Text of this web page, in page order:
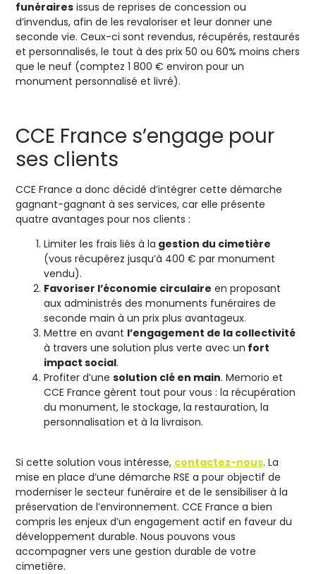
funéraires issus de reprises de concession ou
d’invendus, afin de les revaloriser et leur donner une
seconde vie. Ceux-ci sont revendus, récupérés, restaurés
et personnalisés, le tout à des prix 50 ou 60% moins chers
que le neuf (comptez 1 800 € environ pour un
monument personnalisé et livré).
CCE France s’engage pour
ses clients
CCE France a donc décidé d’intégrer cette démarche
gagnant-gagnant à ses services, car elle présente
quatre avantages pour nos clients :
Limiter les frais liés à la gestion du cimetière
(vous récupérez jusqu’à 400 € par monument
vendu).
Favoriser l’économie circulaire en proposant
aux administrés des monuments funéraires de
seconde main à un prix plus avantageux.
Mettre en avant l’engagement de la collectivité
à travers une solution plus verte avec un fort
impact social.
Profiter d’unesolution clé en main. Memorio et
CCE France gèrent tout pour vous : la récupération
du monument, le stockage, la restauration, la
personnalisation et à la livraison.
Si cette solution vous intéresse, contactez-nous. La
mise en place d’une démarche RSE a pour objectif de
moderniser le secteur funéraire et de le sensibiliser à la
préservation de l’environnement. CCE France a bien
compris les enjeux d’un engagement actif en faveur du
développement durable. Nous pouvons vous
accompagner vers une gestion durable de votre
cimetière.